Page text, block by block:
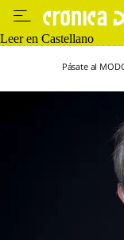
Leer en Castellano
Pásate al